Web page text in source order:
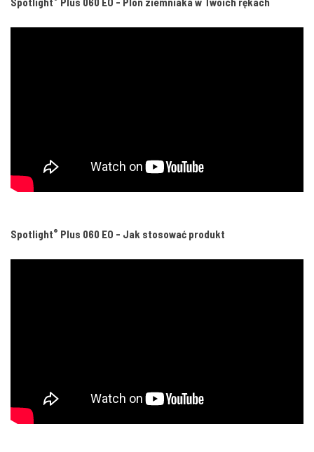
Spotlight® Plus 060 EO - Jak stosować produkt